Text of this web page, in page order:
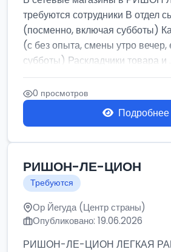
требуются сотрудники В отдел
(посменно, включая субботы)
(с без опыта, смены утро вечер,
субботы) Раскладчики товара и ...
0 просмотров
Подробнее
РИШОН-ЛЕ-ЦИОН
Требуются
Ор Йегуда (Центр страны)
Опубликовано: 19.06.2026
РИШОН-ЛЕ-ЦИОН ЛЕГКАЯ